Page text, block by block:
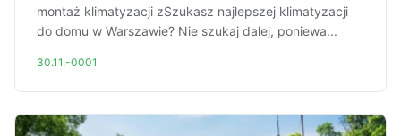
montaż klimatyzacji zSzukasz najlepszej klimatyzacji
do domu w Warszawie? Nie szukaj dalej, poniewa...
30.11.-0001